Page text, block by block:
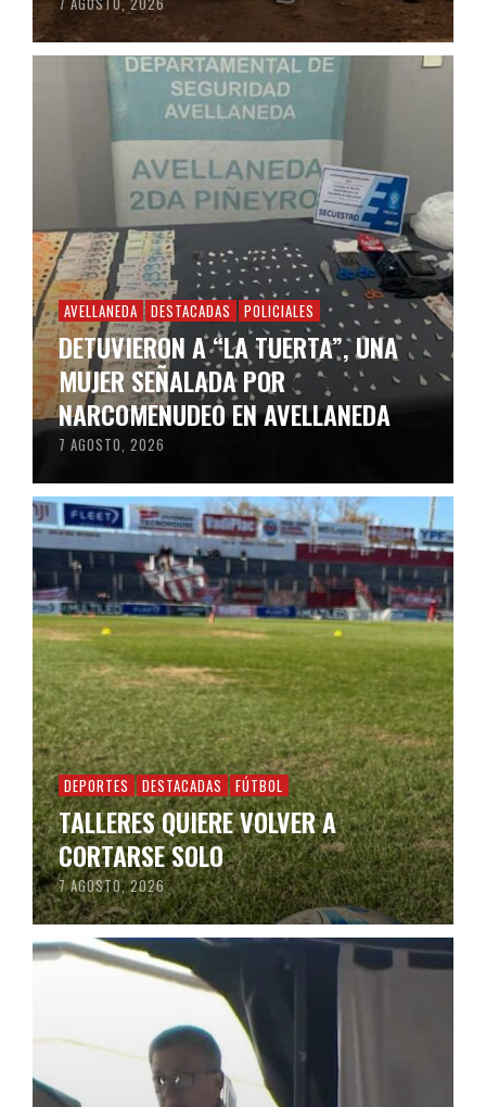
AVELLANEDA DESTACADAS POLICIALES
DETUVIERON A “LA TUERTA”, UNA
MUJER SEÑALADA POR
NARCOMENUDEO EN AVELLANEDA
7 AGOSTO, 2026
DEPORTES DESTACADAS FÚTBOL
TALLERES QUIERE VOLVER A
CORTARSE SOLO
7 AGOSTO, 2026